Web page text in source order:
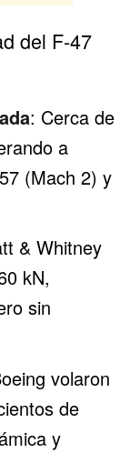
del F-47
: Cerca de
a
(Mach 2) y
& Whitney
kN,
sin
volaron
de
y